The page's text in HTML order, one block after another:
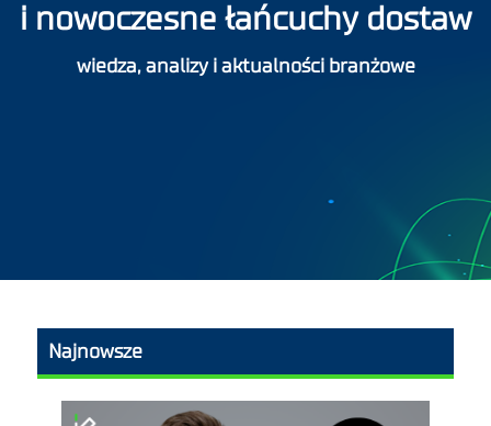
i nowoczesne łańcuchy dostaw
wiedza, analizy i aktualności branżowe
Najnowsze